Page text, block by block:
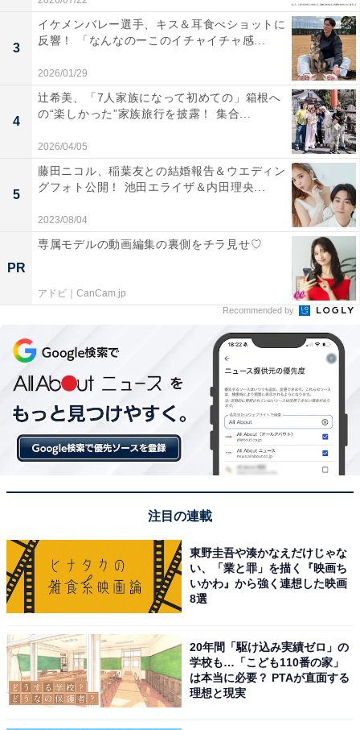
3
イケメンバレー選手、キス＆耳食べショットに
反響！ 「なんなのーこのイチャイチャ感...
2026/01/29
4
辻希美、「7人家族になって初めての」箱根へ
の“楽しかった”家族旅行を披露！ 集合...
2026/04/05
5
藤田ニコル、稲葉友との結婚報告＆ウエディン
グフォト公開！ 池田エライザ＆内田理央...
2023/08/04
PR
専属モデルの動画編集の裏側をチラ見せ♡
アドビ｜CanCam.jp
Recommended by
注目の連載
東野圭吾や湊かなえだけじゃな
い、「業と罪」を描く『映画ち
いかわ』から強く連想した映画
8選
20年間「駆け込み実績ゼロ」の
学校も…「こども110番の家」
は本当に必要？ PTAが直面する
理想と現実